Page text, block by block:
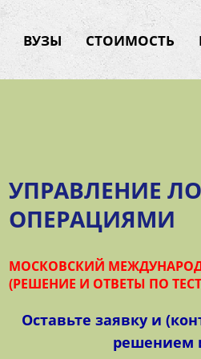
ВУЗЫ СТОИМОСТЬ
УПРАВЛЕНИЕ
ОПЕРАЦИЯМИ
МОСКОВСКИЙ
(РЕШЕНИЕ И ОТВЕТЫ ПО
Оставьте заявку и
решением